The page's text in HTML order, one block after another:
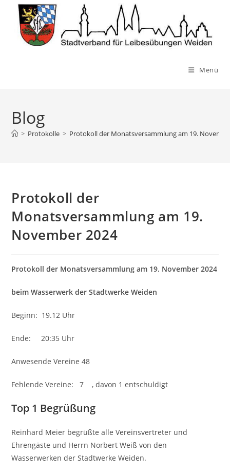
Inhalt
springen
Menü
Blog
> Protokolle > Protokoll der Monatsversammlung am 19.
Protokoll der
Monatsversammlung am 19.
November 2024
Protokoll der Monatsversammlung am 19. November 2024
beim Wasserwerk der Stadtwerke Weiden
Beginn: 19.12 Uhr
Ende: 20:35 Uhr
Anwesende Vereine 48
Fehlende Vereine: 7 , davon 1 entschuldigt
Top 1 Begrüßung
Reinhard Meier begrüßte alle Vereinsvertreter und
Ehrengäste und Herrn Norbert Weiß von den
Wasserwerken der Stadtwerke Weiden.